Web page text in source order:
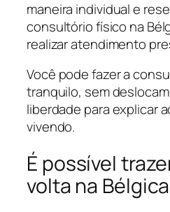
maneira individual e
consultório físico na
realizar atendimento
Você pode fazer a
tranquilo, sem
liberdade para explicar
vivendo.
É possível
volta na